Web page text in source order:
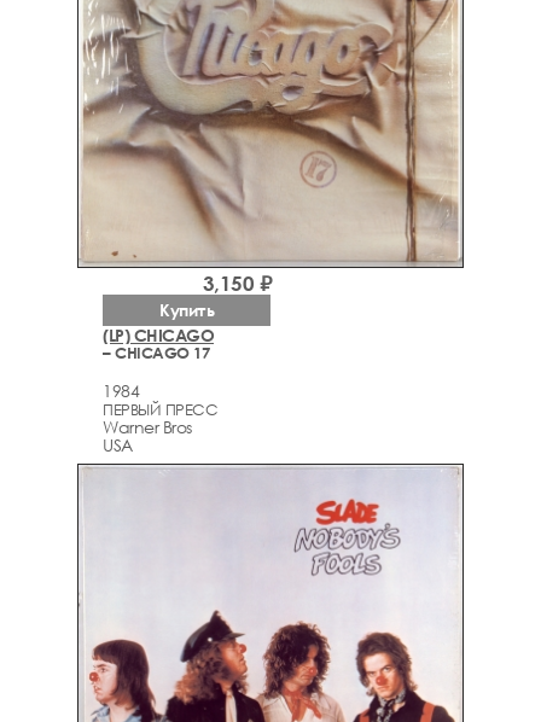
(LP) CHICAGO
– CHICAGO 17
1984
ПЕРВЫЙ ПРЕСС
Warner Bros
USA
3,150 ₽
Купить